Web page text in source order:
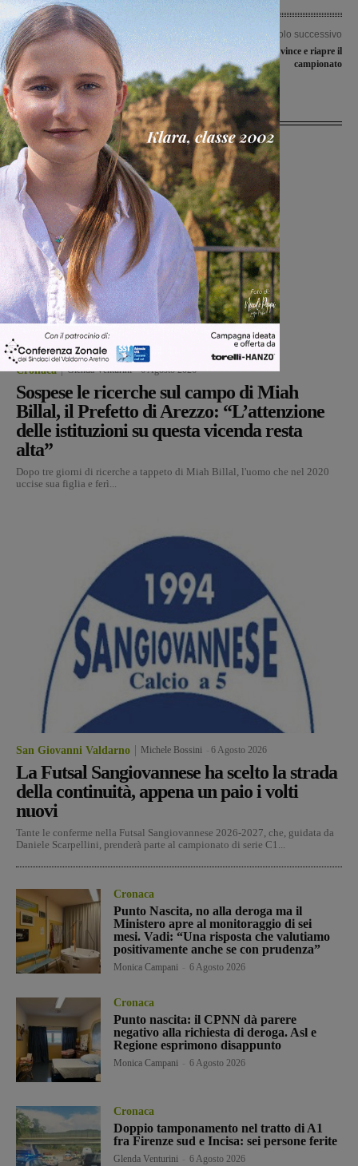
Articolo precedente
Pranzo ai saloni per la polisportiva
“Galli”
Articolo successivo
Il ValdarnInsieme vince e riapre il
campionato
Ultime Notizie
Cronaca Glenda Venturini -6 Agosto 2026
Sospese le ricerche sul campo di Miah
Billal, il Prefetto di Arezzo: “L’attenzione
delle istituzioni su questa vicenda resta
alta”
Dopo tre giorni di ricerche a tappeto di Miah Billal, l'uomo che nel 2020
uccise sua figlia e ferì...
San Giovanni Valdarno Michele Bossini 6 Agosto 2026
La Futsal Sangiovannese ha scelto la strada
della continuità, appena un paio i volti
nuovi
Tante le conferme nella Futsal Sangiovannese 2026-2027, che, guidata da
Daniele Scarpellini, prenderà parte al campionato di serie C1...
Cronaca
Punto Nascita, no alla deroga ma il
Ministero apre al monitoraggio di sei
mesi. Vadi: “Una risposta che valutiamo
positivamente anche se con prudenza”
Monica Campani 6 Agosto 2026
Cronaca
Punto nascita: il CPNN dà parere
negativo alla richiesta di deroga. Asl e
Regione esprimono disappunto
Monica Campani 6 Agosto 2026
Cronaca
Doppio tamponamento nel tratto di A1
fra Firenze sud e Incisa: sei persone ferite
Glenda Venturini 6 Agosto 2026